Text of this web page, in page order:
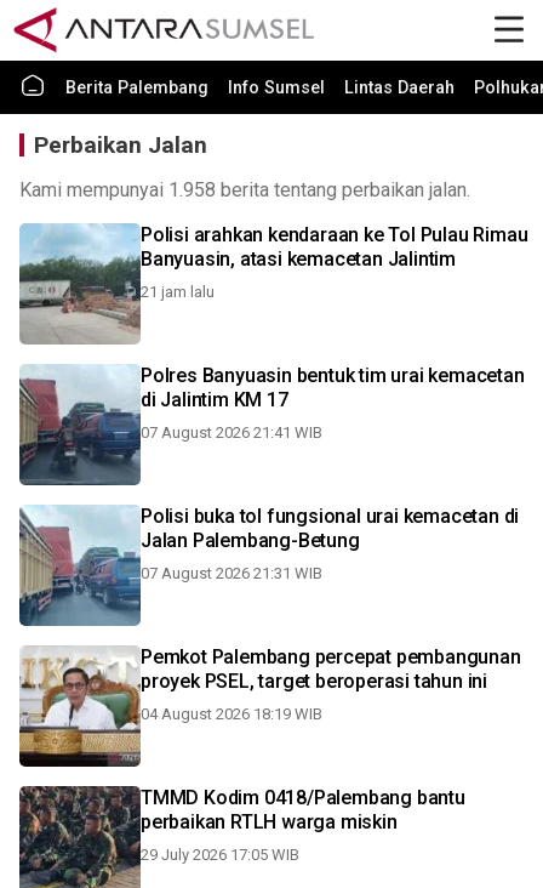
Berita Palembang Info Sumsel Lintas Daerah
Perbaikan Jalan
Kami mempunyai 1.958 berita tentang perbaikan jalan.
Polisi arahkan kendaraan ke Tol Pulau Rimau
Banyuasin, atasi kemacetan Jalintim
21 jam lalu
Polres Banyuasin bentuk tim urai kemacetan
di Jalintim KM 17
07 August 2026 21:41 WIB
Polisi buka tol fungsional urai kemacetan di
Jalan Palembang-Betung
07 August 2026 21:31 WIB
Pemkot Palembang percepat pembangunan
proyek PSEL, target beroperasi tahun ini
04 August 2026 18:19 WIB
TMMD Kodim 0418/Palembang bantu
perbaikan RTLH warga miskin
29 July 2026 17:05 WIB